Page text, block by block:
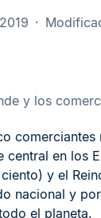
y los
central en los
y el
nacional y
el planeta.